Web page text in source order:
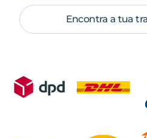
Encontra a tua